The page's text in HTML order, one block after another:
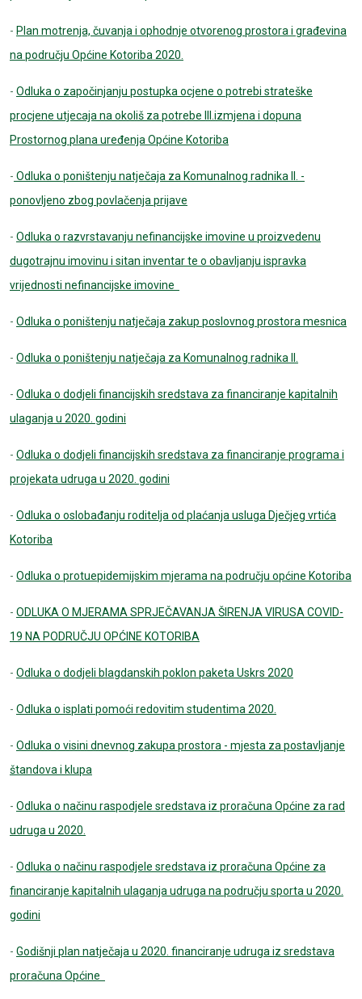
- Plan motrenja, čuvanja i ophodnje otvorenog prostora i građevina
na području Općine Kotoriba 2020.
- Odluka o započinjanju postupka ocjene o potrebi strateške
procjene utjecaja na okoliš za potrebe III.izmjena i dopuna
Prostornog plana uređenja Općine Kotoriba
- Odluka o poništenju natječaja za Komunalnog radnika II. -
ponovljeno zbog povlačenja prijave
- Odluka o razvrstavanju nefinancijske imovine u proizvedenu
dugotrajnu imovinu i sitan inventar te o obavljanju ispravka
vrijednosti nefinancijske imovine
- Odluka o poništenju natječaja zakup poslovnog prostora mesnica
- Odluka o poništenju natječaja za Komunalnog radnika II.
- Odluka o dodjeli financijskih sredstava za financiranje kapitalnih
ulaganja u 2020. godini
- Odluka o dodjeli financijskih sredstava za financiranje programa i
projekata udruga u 2020. godini
- Odluka o oslobađanju roditelja od plaćanja usluga Dječjeg vrtića
Kotoriba
- Odluka o protuepidemijskim mjerama na području općine Kotoriba
- ODLUKA O MJERAMA SPRJEČAVANJA ŠIRENJA VIRUSA COVID-
19 NA PODRUČJU OPĆINE KOTORIBA
- Odluka o dodjeli blagdanskih poklon paketa Uskrs 2020
- Odluka o isplati pomoći redovitim studentima 2020.
- Odluka o visini dnevnog zakupa prostora - mjesta za postavljanje
štandova i klupa
- Odluka o načinu raspodjele sredstava iz proračuna Općine za rad
udruga u 2020.
- Odluka o načinu raspodjele sredstava iz proračuna Općine za
financiranje kapitalnih ulaganja udruga na području sporta u 2020.
godini
- Godišnji plan natječaja u 2020. financiranje udruga iz sredstava
proračuna Općine